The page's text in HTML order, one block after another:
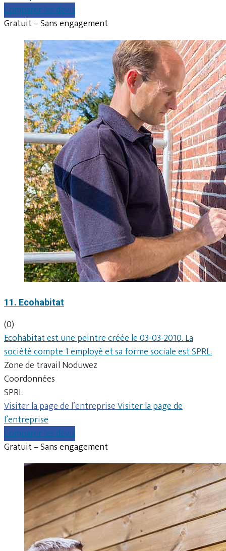
Comparer les devis
Gratuit – Sans engagement
11. Ecohabitat
(0)
Ecohabitat est une peintre créée le 03-03-2010. La
société compte 1 employé et sa forme sociale est SPRL.
Zone de travail Noduwez
Coordonnées
SPRL
Visiter la page de l’entrepriseVisiter la page de
l’entreprise
Comparer les devis
Gratuit – Sans engagement